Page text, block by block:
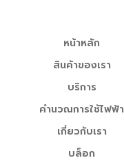
หน้าหลัก
สินค้าของเรา
บริการ
คำนวณการใช้ไฟฟ้า
เกี่ยวกับเรา
บล็อก